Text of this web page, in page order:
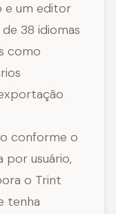
e um editor
38 idiomas
como
conforme o
por usuário,
o Trint
tenha